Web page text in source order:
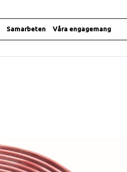
Samarbeten Våra engagemang